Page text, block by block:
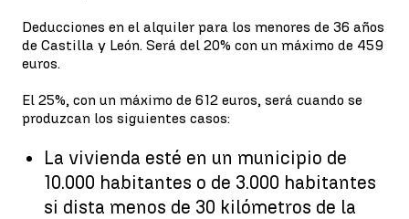
Deducciones en el alquiler para los menores de 36 años
de Castilla y León. Será del 20% con un máximo de 459
euros.
El 25%, con un máximo de 612 euros, será cuando se
produzcan los siguientes casos:
La vivienda esté en un municipio de
10.000 habitantes o de 3.000 habitantes
si dista menos de 30 kilómetros de la